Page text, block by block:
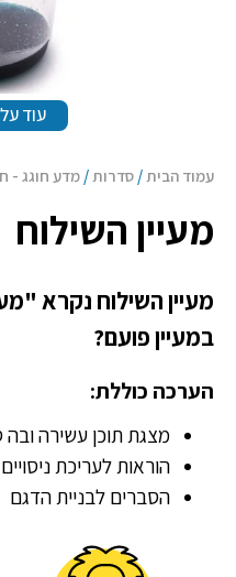
עוד
עמוד הבית/ סדרות/ מדע חוגג -
מעיין השילוח
מעיין השילוח נקרא
במעיין פועם?
הערכה כוללת:
מצגת תוכן עשירה ובה
הוראות לעריכת ניסויים
הסברים לבניית הדגם